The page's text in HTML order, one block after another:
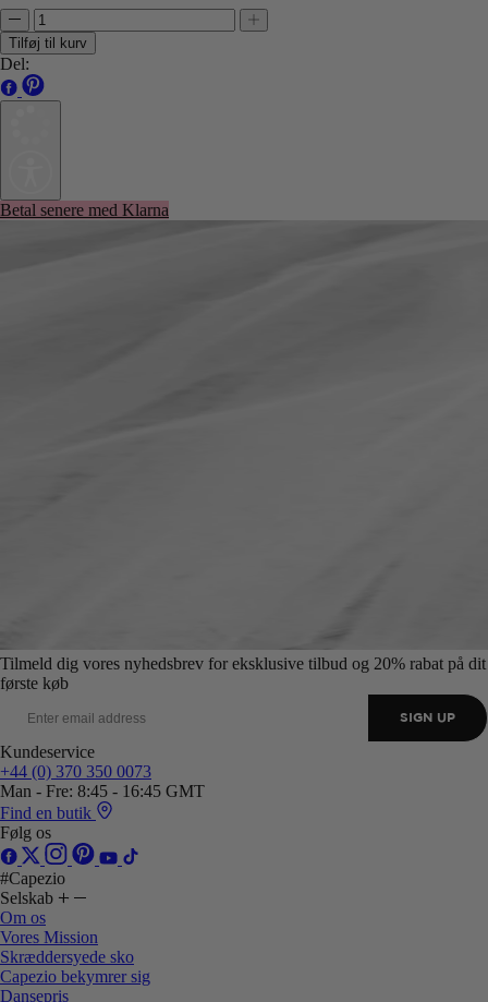
Tilføj til kurv
Del:
Betal senere med Klarna
Tilmeld dig vores nyhedsbrev for eksklusive tilbud og 20% rabat på dit
første køb
SIGN UP
Kundeservice
+44 (0) 370 350 0073
Man - Fre: 8:45 - 16:45 GMT
Find en butik
Følg os
#Capezio
Selskab
Om os
Vores Mission
Skræddersyede sko
Capezio bekymrer sig
Dansepris